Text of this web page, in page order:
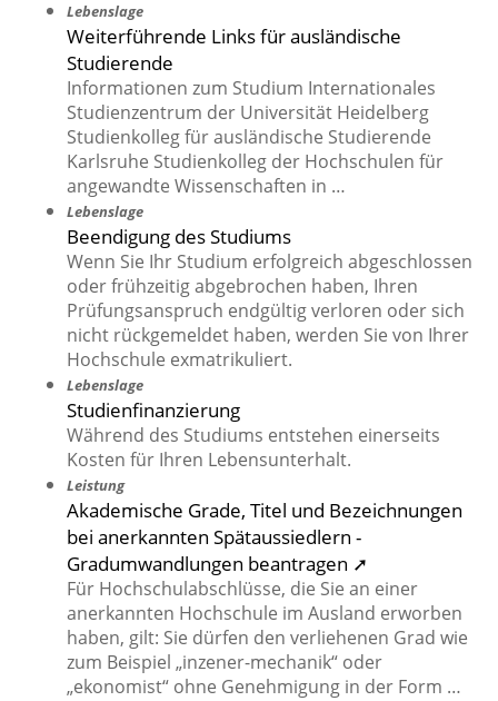
Lebenslage
Weiterführende Links für ausländische
Studierende
Informationen zum Studium Internationales
Studienzentrum der Universität Heidelberg
Studienkolleg für ausländische Studierende
Karlsruhe Studienkolleg der Hochschulen für
angewandte Wissenschaften in …
Lebenslage
Beendigung des Studiums
Wenn Sie Ihr Studium erfolgreich abgeschlossen
oder frühzeitig abgebrochen haben, Ihren
Prüfungsanspruch endgültig verloren oder sich
nicht rückgemeldet haben, werden Sie von Ihrer
Hochschule exmatrikuliert.
Lebenslage
Studienfinanzierung
Während des Studiums entstehen einerseits
Kosten für Ihren Lebensunterhalt.
Leistung
Akademische Grade, Titel und Bezeichnungen
bei anerkannten Spätaussiedlern -
Gradumwandlungen beantragen ➚
Für Hochschulabschlüsse, die Sie an einer
anerkannten Hochschule im Ausland erworben
haben, gilt: Sie dürfen den verliehenen Grad wie
zum Beispiel „inzener-mechanik“ oder
„ekonomist“ ohne Genehmigung in der Form …